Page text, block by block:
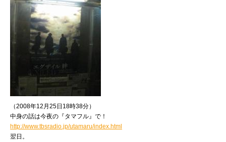
ということで、もう四日後には、
二年目となる年越し特番『ディスコ954』。
https://starplayers.jp/rhymester-blog/2008/12/16/
生電話で合言葉の
「紅白、どっちが勝ちますかねぇ〜？」
「どーでもエエわ！」
を叫んだ方にはもれなく、
（2008年12月25日18時38分）
中身の話は今夜の『タマフル』で！
http://www.tbsradio.jp/utamaru/index.html
翌日。